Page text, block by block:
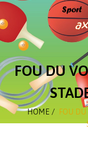
FOU DU
HOME / FOU